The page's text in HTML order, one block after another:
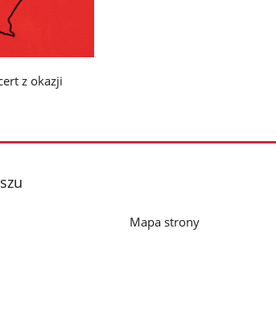
z okazji
Mapa strony